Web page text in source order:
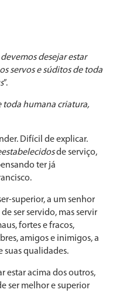
desejar estar
servos e súditos de toda
”.
toda humana criatura,
Difícil de explicar.
de serviço,
ter já
superior, a um senhor
ser servido, mas servir
fortes e fracos,
amigos e inimigos, a
suas qualidades.
estar acima dos outros,
ser melhor e superior